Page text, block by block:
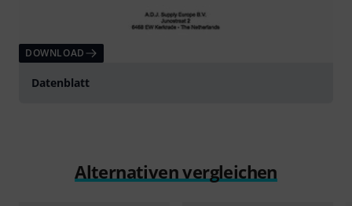
DOWNLOAD
Datenblatt
Alternativen vergleichen